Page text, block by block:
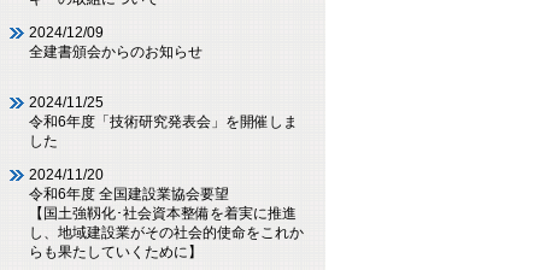
2024/12/09
全建書頒会からのお知らせ
2024/11/25
令和6年度「技術研究発表会」を開催しま
した
2024/11/20
令和6年度 全国建設業協会要望
【国土強靱化･社会資本整備を着実に推進
し、地域建設業がその社会的使命をこれか
らも果たしていくために】